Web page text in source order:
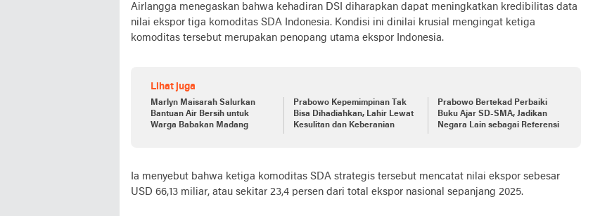
Airlangga menegaskan bahwa kehadiran DSI diharapkan dapat meningkatkan kredibilitas data
nilai ekspor tiga komoditas SDA Indonesia. Kondisi ini dinilai krusial mengingat ketiga
komoditas tersebut merupakan penopang utama ekspor Indonesia.
Lihat juga
Marlyn Maisarah Salurkan
Bantuan Air Bersih untuk
Warga Babakan Madang
Prabowo Kepemimpinan Tak
Bisa Dihadiahkan, Lahir Lewat
Kesulitan dan Keberanian
Prabowo Bertekad Perbaiki
Buku Ajar SD-SMA, Jadikan
Negara Lain sebagai Referensi
Ia menyebut bahwa ketiga komoditas SDA strategis tersebut mencatat nilai ekspor sebesar
USD 66,13 miliar, atau sekitar 23,4 persen dari total ekspor nasional sepanjang 2025.